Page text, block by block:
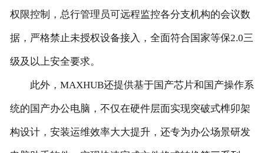
权限控制，总行管理员可远程监控各分支机构的会议数
据，严格禁止未授权设备接入，全面符合国家等保2.0三
级及以上安全要求。
此外，MAXHUB还提供基于国产芯片和国产操作系
统的国产办公电脑，不仅在硬件层面实现突破式榫卯架
构设计，安装运维效率大大提升，还专为办公场景研发